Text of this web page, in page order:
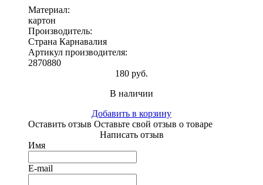
Материал:
картон
Производитель:
Страна Карнавалия
Артикул производителя:
2870880
180 руб.
В наличии
Добавить в корзину
Оставить отзыв Оставьте свой отзыв о товаре
Написать отзыв
Имя
E-mail